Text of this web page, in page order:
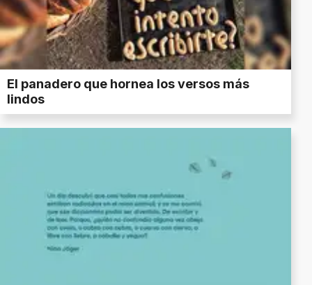
El panadero que hornea los versos más
lindos